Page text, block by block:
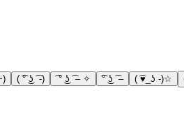
( ͡° ͜ʖ ͡ -) ͡ ° ͜ʖ ͡ – ✧ ͡° ͜ʖ ͡ – ( ͡♥_ʖ -)☆